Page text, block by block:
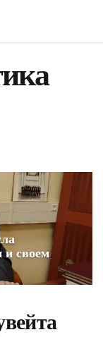
и своем